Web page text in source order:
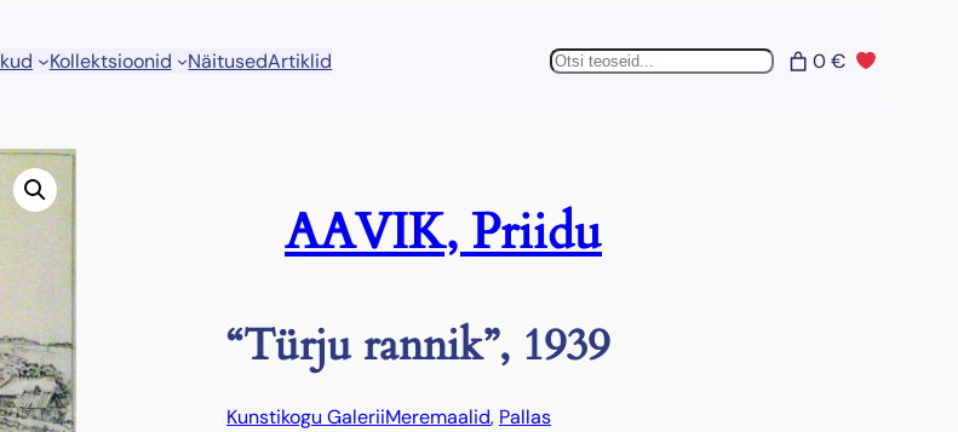
Kollektsioonid NäitusedArtiklid Otsing 0 €
AAVIK, Priidu
“Türju rannik”, 1939
Kunstikogu GaleriiMeremaalid, Pallas